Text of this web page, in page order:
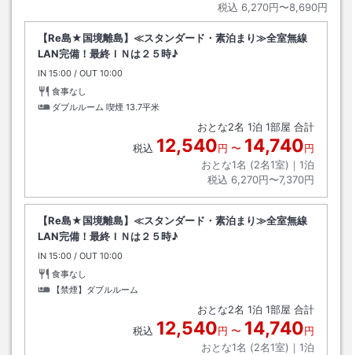
税込 6,270円〜8,690円
【Re島★国境離島】≪スタンダード・素泊まり≫全室無線
LAN完備！最終ＩＮは２５時♪
IN チェックイン
15:00 / OUT チェックアウト
10:00
食事なし
ダブルルーム 喫煙 13.7平米
おとな2名 1泊 1部屋 合計
税込 12,540円 〜 14,740円
おとな1名 (2名1室)｜ 1泊
税込 6,270円〜7,370円
【Re島★国境離島】≪スタンダード・素泊まり≫全室無線
LAN完備！最終ＩＮは２５時♪
IN チェックイン
15:00 / OUT チェックアウト
10:00
食事なし
【禁煙】ダブルルーム
おとな2名 1泊 1部屋 合計
税込 12,540円 〜 14,740円
おとな1名 (2名1室)｜ 1泊